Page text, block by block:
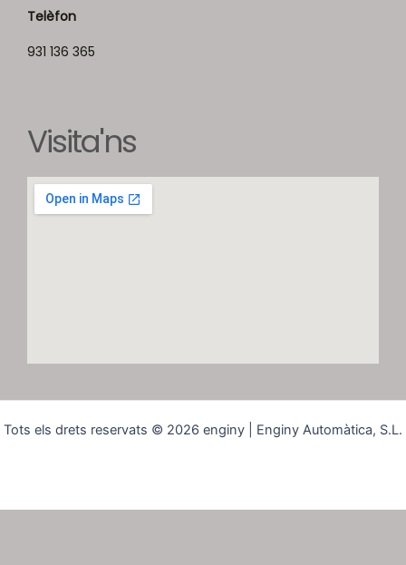
Telèfon
931 136 365
Visita'ns
Tots els drets reservats © 2026 enginy | Enginy Automàtica, S.L.